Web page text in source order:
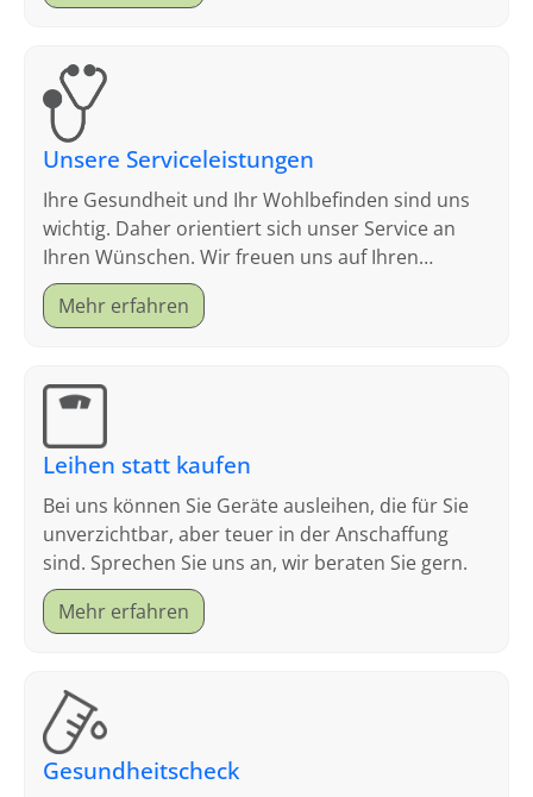
Unsere Serviceleistungen
Ihre Gesundheit und Ihr Wohlbefinden sind uns
wichtig. Daher orientiert sich unser Service an
Ihren Wünschen. Wir freuen uns auf Ihren
Besuch.
Mehr erfahren
Leihen statt kaufen
Bei uns können Sie Geräte ausleihen, die für Sie
unverzichtbar, aber teuer in der Anschaffung
sind. Sprechen Sie uns an, wir beraten Sie gern.
Mehr erfahren
Gesundheitscheck